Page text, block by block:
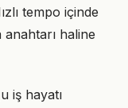
tempo içinde
haline
iş hayatı